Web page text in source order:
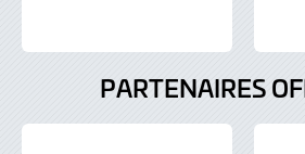
PARTENAIRES